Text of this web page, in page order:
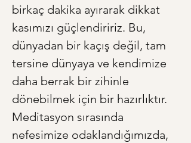
birkaç dakika ayırarak dikkat
kasımızı güçlendiririz. Bu,
dünyadan bir kaçış değil, tam
tersine dünyaya ve kendimize
daha berrak bir zihinle
dönebilmek için bir hazırlıktır.
Meditasyon sırasında
nefesimize odaklandığımızda,